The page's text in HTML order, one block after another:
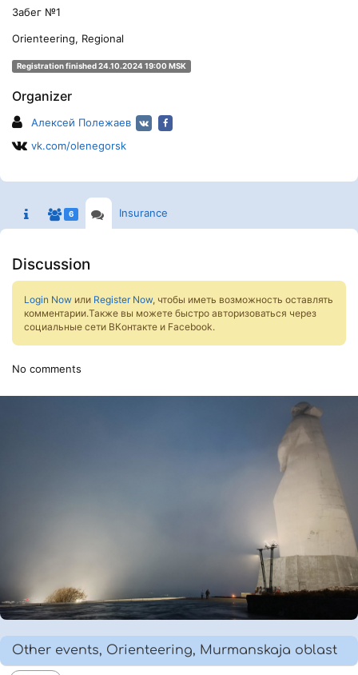
Забег №1
Orienteering, Regional
Registration finished 24.10.2024 19:00 MSK
Organizer
Алексей Полежаев
vk.com/olenegorsk
6 Insurance
Discussion
Login Now или Register Now, чтобы иметь возможность оставлять
комментарии.Также вы можете быстро авторизоваться через
социальные сети ВКонтакте и Facebook.
No comments
Other events, Orienteering, Murmanskaja oblast